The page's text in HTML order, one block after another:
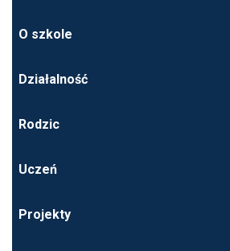
O szkole
Działalność
Rodzic
Uczeń
Projekty